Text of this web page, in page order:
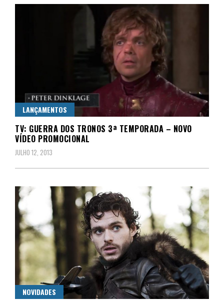
LANÇAMENTOS
TV: GUERRA DOS TRONOS 3ª TEMPORADA – NOVO
VÍDEO PROMOCIONAL
JULHO 12, 2013
NOVIDADES